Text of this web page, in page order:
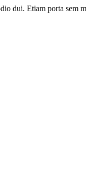
dui. Etiam porta sem